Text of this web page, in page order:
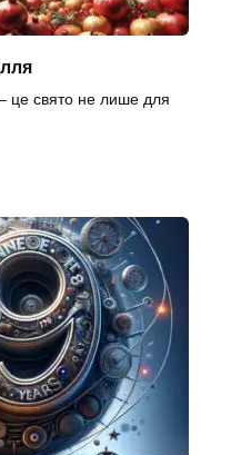
це свято не лише для